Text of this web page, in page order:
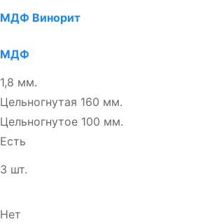
МДФ Винорит
МДФ
1,8 мм.
Цельногнутая 160 мм.
Цельногнутое 100 мм.
Есть
3 шт.
Нет